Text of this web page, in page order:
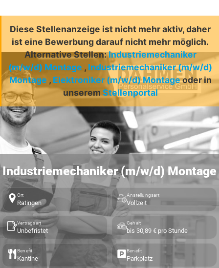
Diese Stellenanzeige ist nicht mehr aktiv, daher
ist eine Bewerbung darauf nicht mehr möglich.
Alternative Stellen:Industriemechaniker
(m/w/d) Montage , Industriemechaniker (m/w/d)
Montage , Elektroniker (m/w/d) Montageoder in
unserem Stellenportal
Industriemechaniker (m/w/d) Montage
Ort
Ratingen
Anstellungsart
Vollzeit
Vertragsart
Unbefristet
Gehalt
bis 30,89 € pro Stunde
Benefit
Kantine
Benefit
Parkplatz